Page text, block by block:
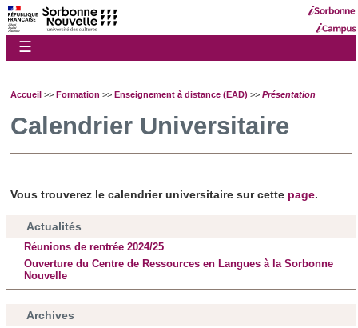
☰
Accueil >> Formation >> Enseignement à distance (EAD) >> Présentation
Calendrier Universitaire
Vous trouverez le calendrier universitaire sur cette page.
Actualités
Réunions de rentrée 2024/25
Ouverture du Centre de Ressources en Langues à la Sorbonne
Nouvelle
Archives